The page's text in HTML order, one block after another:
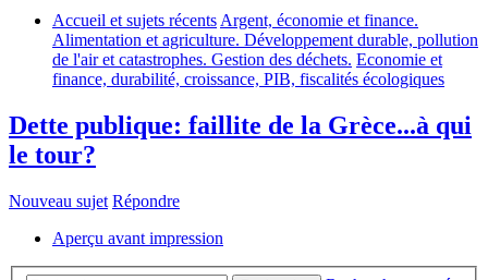
Accueil et sujets récentsArgent, économie et finance.
Alimentation et agriculture. Développement durable, pollution
de l'air et catastrophes. Gestion des déchets. Economie et
finance, durabilité, croissance, PIB, fiscalités écologiques
Dette publique: faillite de la Grèce...à qui
le tour?
Nouveau sujet Répondre
Aperçu avant impression